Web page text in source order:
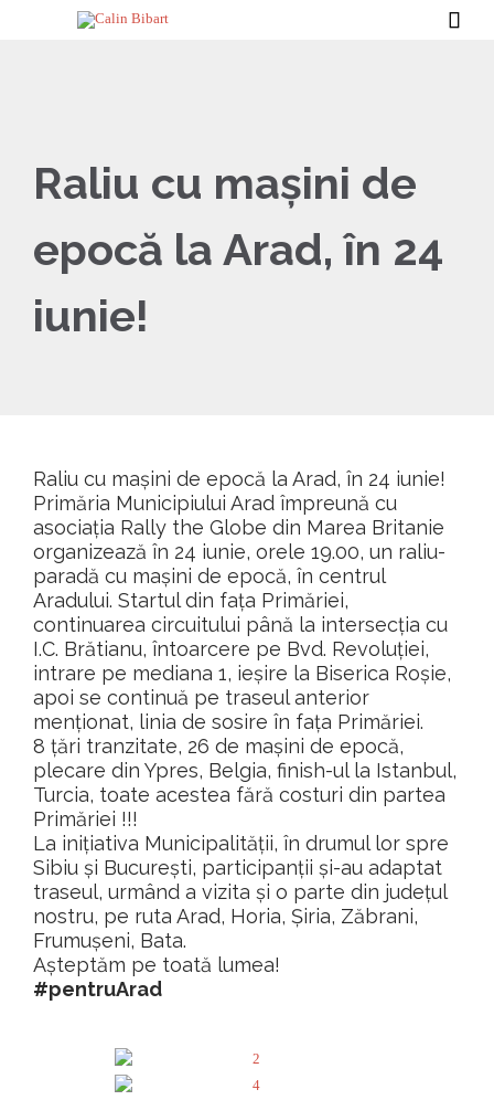

Raliu cu mașini de
epocă la Arad, în 24
iunie!
Raliu cu mașini de epocă la Arad, în 24 iunie!
Primăria Municipiului Arad împreună cu
asociația Rally the Globe din Marea Britanie
organizează în 24 iunie, orele 19.00, un raliu-
paradă cu mașini de epocă, în centrul
Aradului. Startul din fața Primăriei,
continuarea circuitului până la intersecția cu
I.C. Brătianu, întoarcere pe Bvd. Revoluției,
intrare pe mediana 1, ieșire la Biserica Roșie,
apoi se continuă pe traseul anterior
menționat, linia de sosire în fața Primăriei.
8 țări tranzitate, 26 de mașini de epocă,
plecare din Ypres, Belgia, finish-ul la Istanbul,
Turcia, toate acestea fără costuri din partea
Primăriei !!!
La inițiativa Municipalității, în drumul lor spre
Sibiu și București, participanții și-au adaptat
traseul, urmând a vizita și o parte din județul
nostru, pe ruta Arad, Horia, Șiria, Zăbrani,
Frumușeni, Bata.
Așteptăm pe toată lumea!
#pentruArad